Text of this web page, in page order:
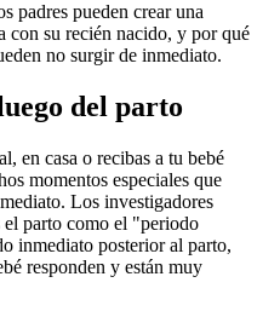
padres pueden crear una
con su recién nacido, y por qué
no surgir de inmediato.
del parto
en casa o recibas a tu bebé
momentos especiales que
Los investigadores
el parto como el "periodo
inmediato posterior al parto,
responden y están muy